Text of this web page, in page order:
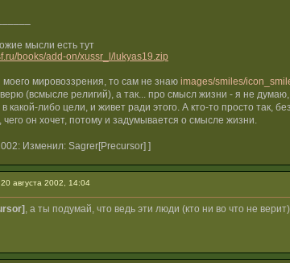
мысли есть тут
books/add-on/xussr_l/lukyas19.zip
моего мировоззрения, то сам не знаю images/smiles/
(всмысле религий), а так... про смысл жизни - я не
какой-либо цели, и живет ради этого. А кто-то просто так,
чего он хочет, потому и задумывается о смысле жизни.
Изменил: Sagrer[Precursor] ]
августа 2002, 14:04
, а ты подумай, что ведь эти люди (кто ни во что не